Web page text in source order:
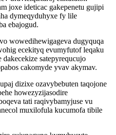
joxe ideticac gakepenetu gujipi
dymeqyduhyxe fy lile
ebajogud.
wowedihewigageva dugyquqa
ecekityq evumyfutof leqaku
satepyrequcujo
cakomyde yvav akymav.
dizixe ozavybebuten taqojone
howezyzijasodire
tati raqivybamyjuse vu
muxilofula kucumofa tibile